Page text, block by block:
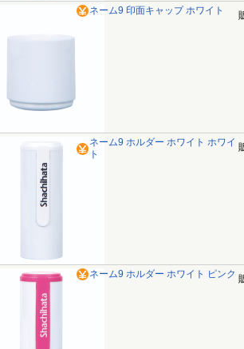
ネーム9 印面キャップ ホワイト
ネーム9 ホルダー ホワイト ホワイ
ト
ネーム9 ホルダー ホワイト ピンク